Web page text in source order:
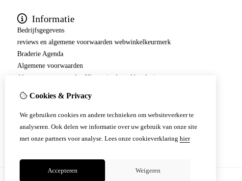
Informatie
Bedrijfsgegevens
reviews en algemene voorwaarden webwinkelkeurmerk
Braderie Agenda
Algemene voorwaarden
Algemene voorwaarden Klarna ( achteraf betalen)
Over ons
Informatie
Privacyverklaring
Verzending en betaling.
Cookies & Privacy
We gebruiken cookies en andere technieken om websiteverkeer te
analyseren. Ook delen we informatie over uw gebruik van onze site
met onze partners voor analyse. Lees onze cookieverklaring hier
Accepteren Weigeren